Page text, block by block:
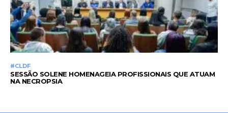
#CLDF
SESSÃO SOLENE HOMENAGEIA PROFISSIONAIS QUE ATUAM
NA NECROPSIA